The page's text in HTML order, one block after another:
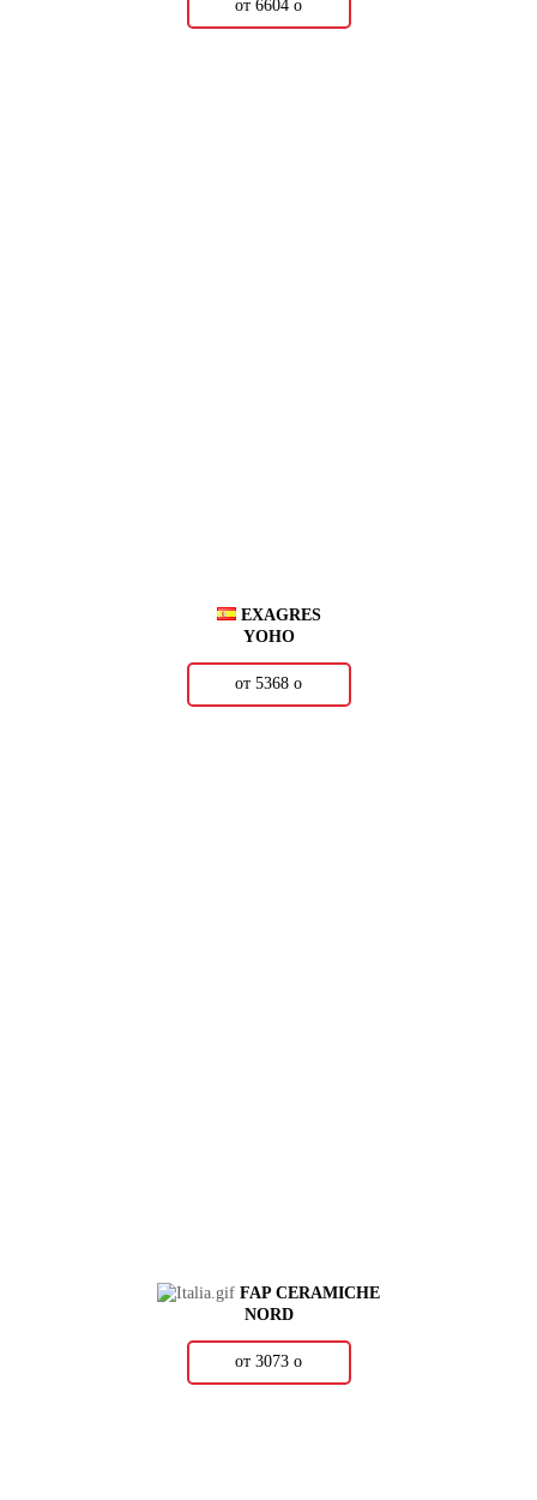
от 6604 о
EXAGRES
YOHO
от 5368 о
FAP CERAMICHE
NORD
от 3073 о